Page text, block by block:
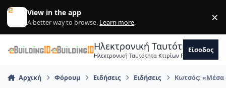
Skip to content
View in the app
A better way to browse. Learn more. ×
Ηλεκτρονική Ταυτότητα
Ηλεκτρονική Ταυτότητα Κτιρίων Forum
Είσοδος
Αρχική Φόρουμ Ειδήσεις Ειδήσεις Κωτσός: «Μέσα